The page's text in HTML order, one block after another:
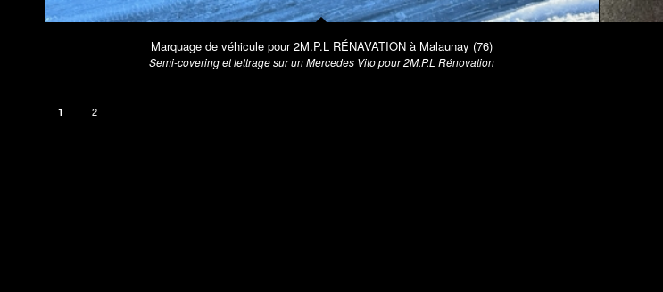
Marquage de véhicule pour 2M.P.L RÉNAVATION à Malaunay (76)
Semi-covering et lettrage sur un Mercedes Vito pour 2M.P.L Rénovation
1 2